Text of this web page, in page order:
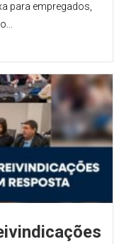
para empregados,